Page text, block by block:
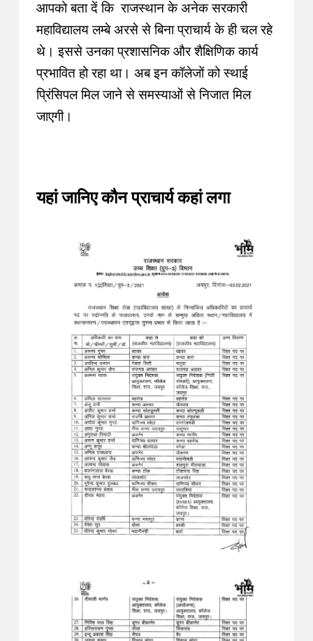
आपको बता दें कि राजस्थान के अनेक सरकारी
महाविद्यालय लम्बे अरसे से बिना प्राचार्य के ही चल रहे
थे। इससे उनका प्रशासनिक और शैक्षिणिक कार्य
प्रभावित हो रहा था। अब इन कॉलेजों को स्थाई
प्रिंसिपल मिल जाने से समस्याओं से निजात मिल
जाएगी।
यहां जानिए कौन प्राचार्य कहां लगा